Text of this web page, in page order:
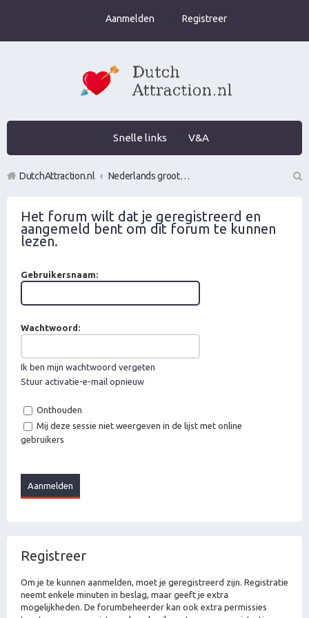
Aanmelden Registreer
Snelle links V&A
DutchAttraction.nl
Nederlands grootste Dutch Attraction, Lifestyle, Vrouwen versieren en Pick-Up (PUA) Forum
Het forum wilt dat je geregistreerd en
aangemeld bent om dit forum te kunnen
lezen.
Gebruikersnaam:
Wachtwoord:
Ik ben mijn wachtwoord vergeten
Stuur activatie-e-mail opnieuw
Onthouden
Mij deze sessie niet weergeven in de lijst met online
gebruikers
Registreer
Om je te kunnen aanmelden, moet je geregistreerd zijn. Registratie
neemt enkele minuten in beslag, maar geeft je extra
mogelijkheden. De forumbeheerder kan ook extra permissies